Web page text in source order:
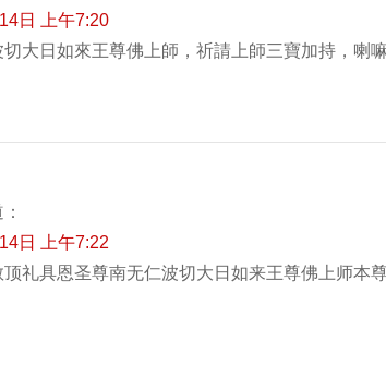
日 上午7:20
大日如來王尊佛上師，祈請上師三寶加持，喇嘛
日 上午7:22
礼具恩圣尊南无仁波切大日如来王尊佛上师本